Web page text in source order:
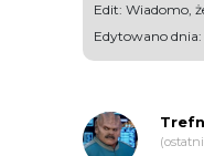
Edit: Wiadomo,
Edytowano